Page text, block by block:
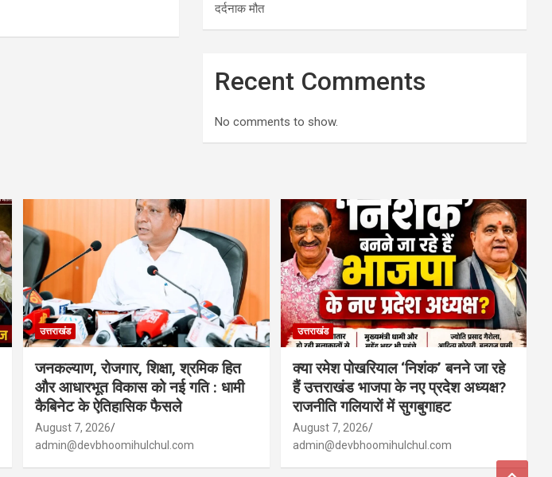
दर्दनाक मौत
Recent Comments
No comments to show.
उत्तराखंड
जनकल्याण, रोजगार, शिक्षा, श्रमिक हित
और आधारभूत विकास को नई गति : धामी
कैबिनेट के ऐतिहासिक फैसले
August 7, 2026
admin@devbhoomihulchul.com
उत्तराखंड
क्या रमेश पोखरियाल ‘निशंक’ बनने जा रहे
हैं उत्तराखंड भाजपा के नए प्रदेश अध्यक्ष?
राजनीति गलियारों में सुगबुगाहट
August 7, 2026
admin@devbhoomihulchul.com